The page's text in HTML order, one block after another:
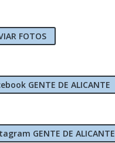
FOTOS
GENTE DE ALICANTE
GENTE DE ALICANTE